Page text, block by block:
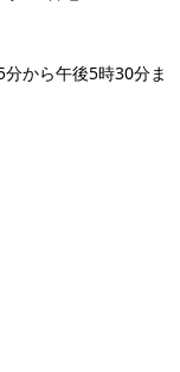
から午後5時30分ま